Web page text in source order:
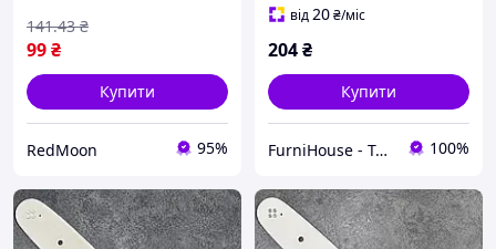
99₴
141.43 ₴
Купити
RedMoon 95%
від20₴/міс
204₴
Купити
FurniHouse - Товари для дому та саду 100%